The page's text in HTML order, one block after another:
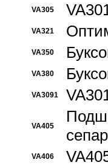
VA305
VA321
VA350
VA380
VA3091
VA405
VA406